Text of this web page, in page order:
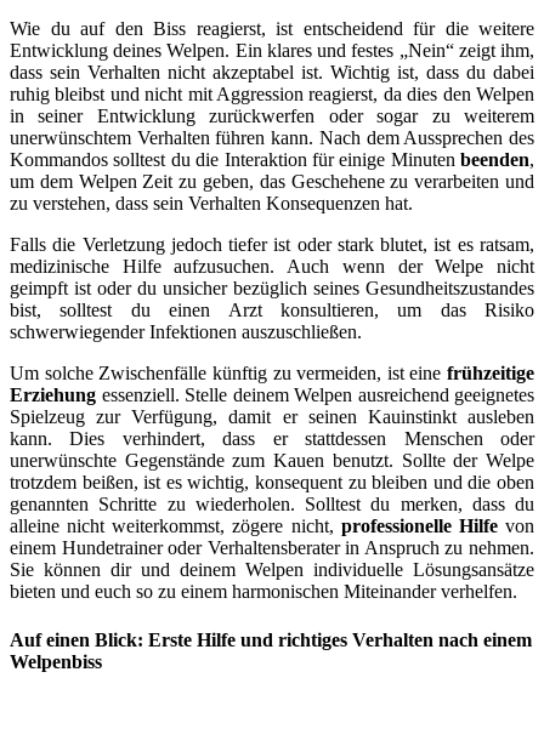
Wie du auf den Biss reagierst, ist entscheidend für die weitere
Entwicklung deines Welpen. Ein klares und festes „Nein“ zeigt ihm,
dass sein Verhalten nicht akzeptabel ist. Wichtig ist, dass du dabei
ruhig bleibst und nicht mit Aggression reagierst, da dies den Welpen
in seiner Entwicklung zurückwerfen oder sogar zu weiterem
unerwünschtem Verhalten führen kann. Nach dem Aussprechen des
Kommandos solltest du die Interaktion für einige Minuten beenden,
um dem Welpen Zeit zu geben, das Geschehene zu verarbeiten und
zu verstehen, dass sein Verhalten Konsequenzen hat.
Falls die Verletzung jedoch tiefer ist oder stark blutet, ist es ratsam,
medizinische Hilfe aufzusuchen. Auch wenn der Welpe nicht
geimpft ist oder du unsicher bezüglich seines Gesundheitszustandes
bist, solltest du einen Arzt konsultieren, um das Risiko
schwerwiegender Infektionen auszuschließen.
Um solche Zwischenfälle künftig zu vermeiden, ist eine frühzeitige
Erziehung essenziell. Stelle deinem Welpen ausreichend geeignetes
Spielzeug zur Verfügung, damit er seinen Kauinstinkt ausleben
kann. Dies verhindert, dass er stattdessen Menschen oder
unerwünschte Gegenstände zum Kauen benutzt. Sollte der Welpe
trotzdem beißen, ist es wichtig, konsequent zu bleiben und die oben
genannten Schritte zu wiederholen. Solltest du merken, dass du
alleine nicht weiterkommst, zögere nicht, professionelle Hilfevon
einem Hundetrainer oder Verhaltensberater in Anspruch zu nehmen.
Sie können dir und deinem Welpen individuelle Lösungsansätze
bieten und euch so zu einem harmonischen Miteinander verhelfen.
Auf einen Blick: Erste Hilfe und richtiges Verhalten nach einem
Welpenbiss